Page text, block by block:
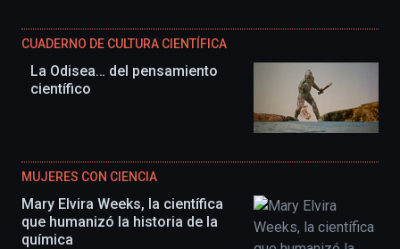
CUADERNO DE CULTURA CIENTÍFICA
La Odisea… del pensamiento
científico
MUJERES CON CIENCIA
Mary Elvira Weeks, la científica
que humanizó la historia de la
química